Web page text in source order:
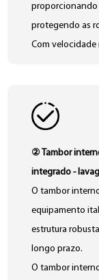
proporcionando
protegendo as
Com velocidade
Ele suporta
personalizáveis,
LCD colorida
intuitivos,
com um toque
Cada programa
personalizadas
incluindo
extração em
② Tambor
integrado -
O tambor
equipamento
estrutura
longo prazo.
O tambor